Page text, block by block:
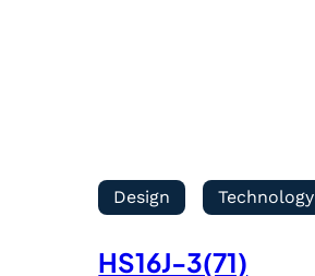
Design Technology
HS16J-3(71)